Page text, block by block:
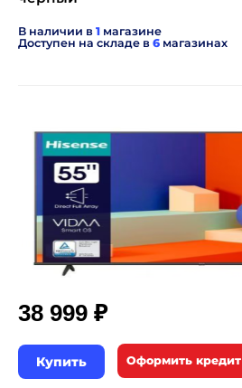
В наличии в 1 магазине
Доступен на складе в 6 магазинах
38 999 ₽
Купить Оформить кредит